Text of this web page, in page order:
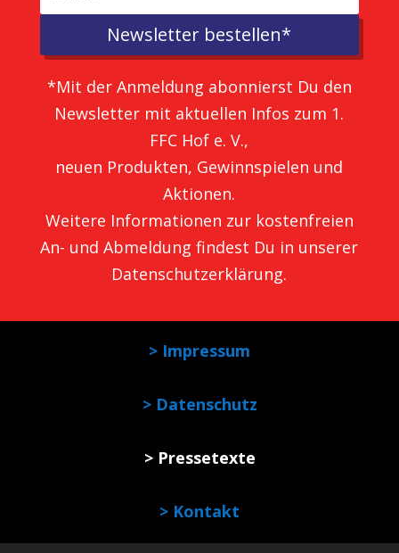
Newsletter bestellen*
*Mit der Anmeldung abonnierst Du den
Newsletter mit aktuellen Infos zum 1.
FFC Hof e. V.,
neuen Produkten, Gewinnspielen und
Aktionen.
Weitere Informationen zur kostenfreien
An- und Abmeldung findest Du in unserer
Datenschutzerklärung.
> Impressum
> Datenschutz
> Pressetexte
> Kontakt